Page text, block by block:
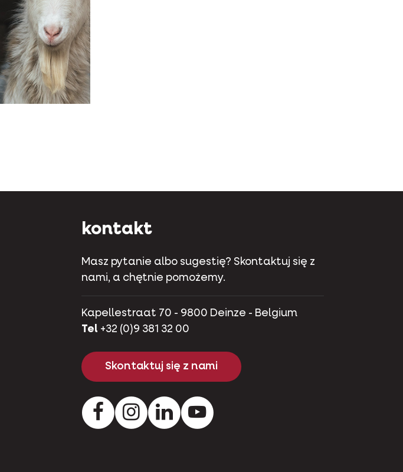
kontakt
Masz pytanie albo sugestię? Skontaktuj się z
nami, a chętnie pomożemy.
Kapellestraat 70 - 9800 Deinze - Belgium
Tel +32 (0)9 381 32 00
Skontaktuj się z nami
FacebookInstagramPinterestYoutube